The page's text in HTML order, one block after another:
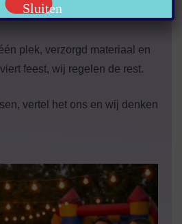
plek, verzorgd materiaal en
feest, wij regelen de rest.
vertel het ons en wij denken
Sluiten